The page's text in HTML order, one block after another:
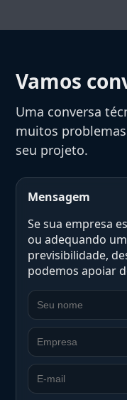
Vamos
Uma conversa
muitos
seu projeto.
Mensagem
Se sua empresa
ou adequando
previsibilidade,
podemos apoiar